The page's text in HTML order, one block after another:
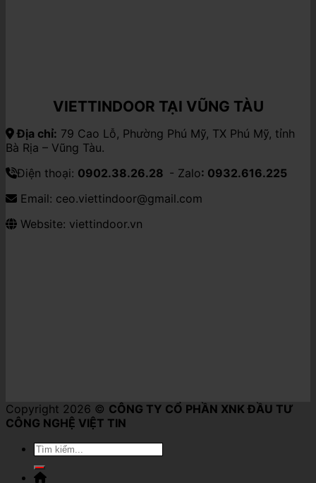
VIETTINDOOR TẠI VŨNG TÀU
Địa chỉ: 79 Cao Lỗ, Phường Phú Mỹ, TX Phú Mỹ, tỉnh
Bà Rịa – Vũng Tàu.
Điện thoại: 0902.38.26.28 - Zalo: 0932.616.225
Email: ceo.viettindoor@gmail.com
Website: viettindoor.vn
Copyright 2026 © CÔNG TY CỔ PHẦN XNK ĐẦU TƯ
CÔNG NGHỆ VIỆT TIN